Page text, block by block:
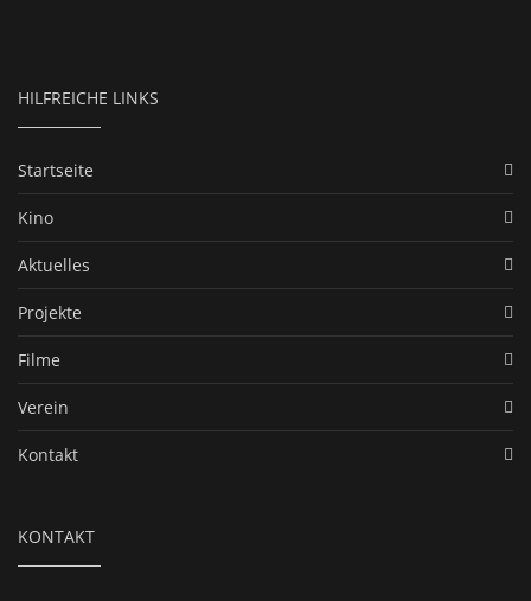
HILFREICHE LINKS
Startseite
Kino
Aktuelles
Projekte
Filme
Verein
Kontakt
KONTAKT